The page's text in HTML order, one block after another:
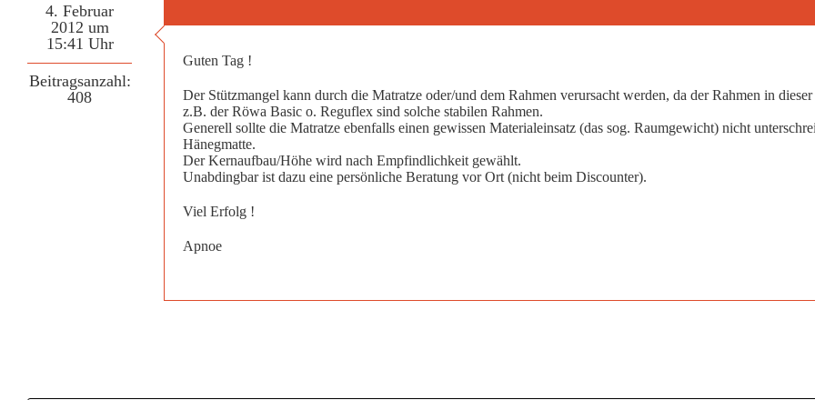
4. Februar
2012 um
15:41 Uhr
Beitragsanzahl:
408
Guten Tag !
Der Stützmangel kann durch die Matratze oder/und dem Rahmen verursacht werden, da der Rahmen in
z.B. der Röwa Basic o. Reguflex sind solche stabilen Rahmen.
Generell sollte die Matratze ebenfalls einen gewissen Materialeinsatz (das sog. Raumgewicht) nicht
Hänegmatte.
Der Kernaufbau/Höhe wird nach Empfindlichkeit gewählt.
Unabdingbar ist dazu eine persönliche Beratung vor Ort (nicht beim Discounter).
Viel Erfolg !
Apnoe